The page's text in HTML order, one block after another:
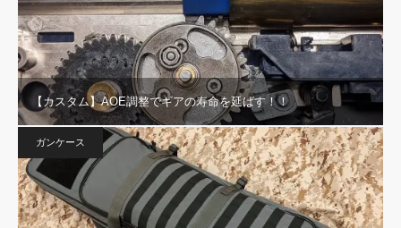
【カスタム】AOE調整でギアの寿命を延ばす！！
ガンケース